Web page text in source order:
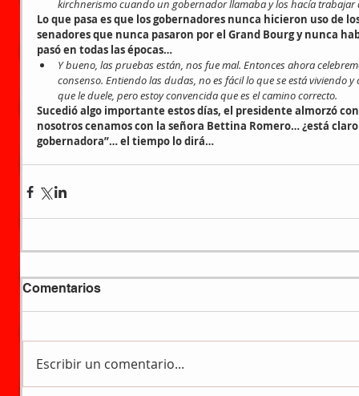
kirchnerismo cuando un gobernador llamaba y los hacía trabajar
Lo que pasa es que los gobernadores nunca hicieron uso de
senadores que nunca pasaron por el Grand Bourg y nunca
pasó en todas las épocas…
Y bueno, las pruebas están, nos fue mal. Entonces ahora
consenso. Entiendo las dudas, no es fácil lo que se está viviendo
que le duele, pero estoy convencida que es el camino correcto.
Sucedió algo importante estos días, el presidente almorzó
nosotros cenamos con la señora Bettina Romero… ¿está
gobernadora”… el tiempo lo dirá…
Comentarios
Escribir un comentario...